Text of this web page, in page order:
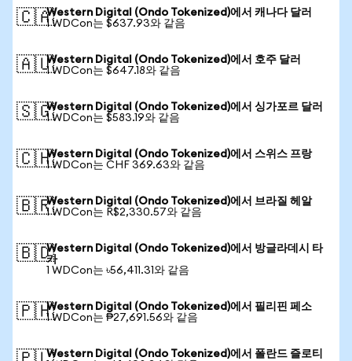
🇨🇦Western Digital (Ondo Tokenized)에서 캐나다 달러
1 WDCon는 $637.93와 같음
🇦🇺Western Digital (Ondo Tokenized)에서 호주 달러
1 WDCon는 $647.18와 같음
🇸🇬Western Digital (Ondo Tokenized)에서 싱가포르 달러
1 WDCon는 $583.19와 같음
🇨🇭Western Digital (Ondo Tokenized)에서 스위스 프랑
1 WDCon는 CHF 369.63와 같음
🇧🇷Western Digital (Ondo Tokenized)에서 브라질 헤알
1 WDCon는 R$2,330.57와 같음
🇧🇩Western Digital (Ondo Tokenized)에서 방글라데시 타
카
1 WDCon는 ৳56,411.31와 같음
🇵🇭Western Digital (Ondo Tokenized)에서 필리핀 페소
1 WDCon는 ₱27,691.56와 같음
Western Digital (Ondo Tokenized)에서 폴란드 즐로티